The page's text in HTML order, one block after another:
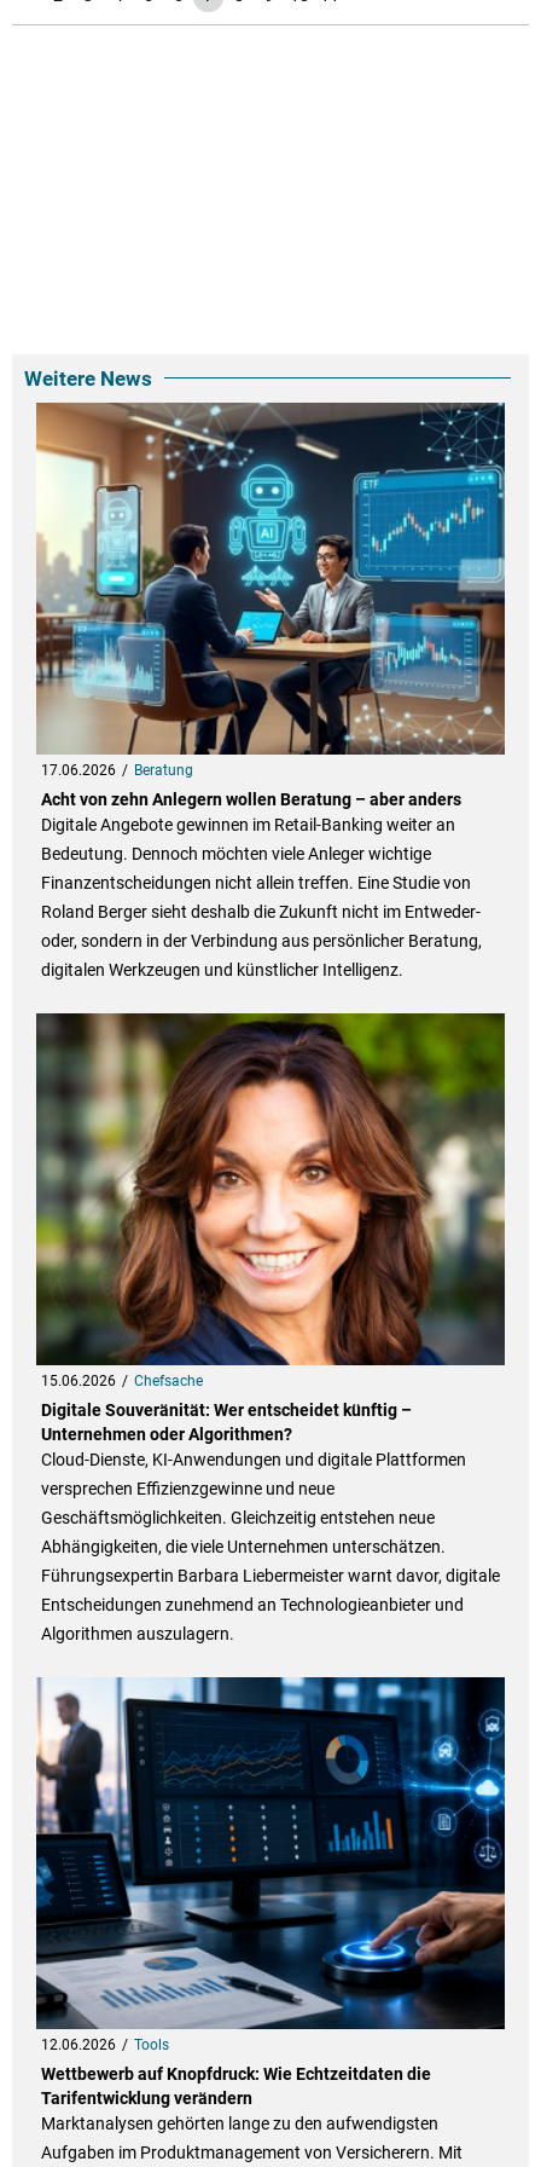
Weitere News
17.06.2026 Beratung
Acht von zehn Anlegern wollen Beratung – aber anders
Digitale Angebote gewinnen im Retail-Banking weiter an
Bedeutung. Dennoch möchten viele Anleger wichtige
Finanzentscheidungen nicht allein treffen. Eine Studie von
Roland Berger sieht deshalb die Zukunft nicht im Entweder-
oder, sondern in der Verbindung aus persönlicher Beratung,
digitalen Werkzeugen und künstlicher Intelligenz.
15.06.2026 Chefsache
Digitale Souveränität: Wer entscheidet künftig –
Unternehmen oder Algorithmen?
Cloud-Dienste, KI-Anwendungen und digitale Plattformen
versprechen Effizienzgewinne und neue
Geschäftsmöglichkeiten. Gleichzeitig entstehen neue
Abhängigkeiten, die viele Unternehmen unterschätzen.
Führungsexpertin Barbara Liebermeister warnt davor, digitale
Entscheidungen zunehmend an Technologieanbieter und
Algorithmen auszulagern.
12.06.2026 Tools
Wettbewerb auf Knopfdruck: Wie Echtzeitdaten die
Tarifentwicklung verändern
Marktanalysen gehörten lange zu den aufwendigsten
Aufgaben im Produktmanagement von Versicherern. Mit